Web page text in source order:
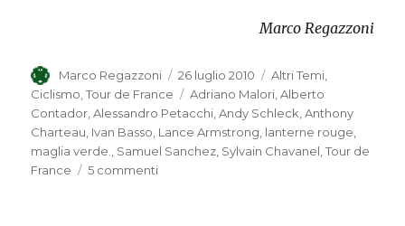
Marco Regazzoni
Autore
Marco Regazzoni
Pubblicato
il
26 luglio 2010 Categorie
Altri Temi
Ciclismo ,Tour de France Tag
Adriano Malori ,Alberto
Contador ,Alessandro Petacchi ,Andy Schleck ,Anthony
Charteau Ivan Basso Lance Armstrong lanterne rouge
maglia verde.
Samuel Sanchez Sylvain Chavanel ,Tour de
France
5 commenti